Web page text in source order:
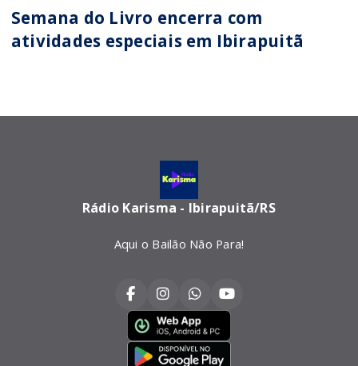
Semana do Livro encerra com
atividades especiais em Ibirapuitã
Rádio Karisma - Ibirapuitã/RS
Aqui o Bailão Não Para!